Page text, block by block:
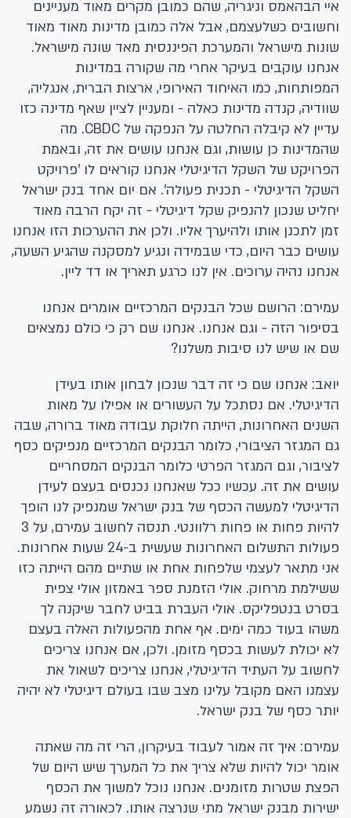
איי הבהאמס וניגריה, שהם כמובן מקרים מאוד מעניינים
וחשובים כשלעצמם, אבל אלה כמובן מדינות מאוד מאוד
שונות מישראל והמערכת הפיננסית מאד שונה מישראל.
אנחנו עוקבים בעיקר אחרי מה שקורה במדינות
המפותחות, כמו האיחוד האירופי, ארצות הברית, אנגליה,
שוודיה, קנדה מדינות כאלה - ומעניין לציין שאף מדינה כזו
עדיין לא קיבלה החלטה על הנפקה של CBDC. מה
שהמדינות כן עושות, וגם אנחנו עושים את זה, ובאמת
הפרויקט של השקל הדיגיטלי אנחנו קוראים לו 'פרויקט
השקל הדיגיטלי - תכנית פעולה'. אם יום אחד בנק ישראל
יחליט שנכון להנפיק שקל דיגיטלי - זה יקח הרבה מאוד
זמן לתכנן אותו ולהיערך אליו. ולכן את ההערכות הזו אנחנו
עושים כבר היום, כדי שבמידה ונגיע למסקנה שהגיע השעה,
אנחנו נהיה ערוכים. אין לנו כרגע תאריך או דד ליין.
עמירם: הרושם שכל הבנקים המרכזיים אומרים אנחנו
בסיפור הזה - וגם אנחנו. אנחנו שם רק כי כולם נמצאים
שם או שיש לנו סיבות משלנו?
יואב: אנחנו שם כי זה דבר שנכון לבחון אותו בעידן
הדיגיטלי. אם נסתכל על העשורים או אפילו על מאות
השנים האחרונות, הייתה חלוקת עבודה מאוד ברורה, שבה
גם המגזר הציבורי, כלומר הבנקים המרכזיים מנפיקים כסף
לציבור, וגם המגזר הפרטי כלומר הבנקים המסחריים
עושים את זה. עכשיו ככל שאנחנו נכנסים בעצם לעידן
הדיגיטלי למעשה הכסף של בנק ישראל שמנפיק לנו הופך
להיות פחות או פחות רלוונטי. תנסה לחשוב עמירם, על 3
פעולות התשלום האחרונות שעשית ב-24 שעות אחרונות.
אני מתאר לעצמי שלפחות אחת או שתיים מהם הייתה כזו
ששילמת מרחוק. אולי הזמנת ספר באמזון אולי צפית
בסרט בנטפליקס. אולי העברת בביט לחבר שיקנה לך
משהו בעוד כמה ימים. אף אחת מהפעולות האלה בעצם
לא יכולת לעשות בכסף מזומן. ולכן, אם אנחנו צריכים
לחשוב על העתיד הדיגיטלי, אנחנו צריכים לשאול את
עצמנו האם מקובל עלינו מצב שבו בעולם דיגיטלי לא יהיה
יותר כסף של בנק ישראל.
עמירם: איך זה אמור לעבוד בעיקרון, הרי זה מה שאתה
אומר יכול להיות שלא צריך את כל המערך שיש היום של
הפצת שטרות מזומנים. אנחנו נוכל למשוך את הכסף
ישירות מבנק ישראל מתי שנרצה אותו. לכאורה זה נשמע